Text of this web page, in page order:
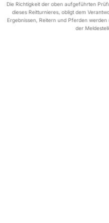
Die Richtigkeit der oben aufgeführten
dieses Reitturnieres, obligt dem
Ergebnissen, Reitern und Pferden
der